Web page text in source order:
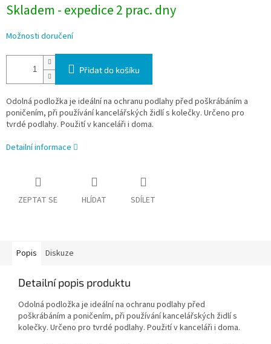
Skladem - expedice 2 prac. dny
Možnosti doručení
Přidat do košíku
Odolná podložka je ideální na ochranu podlahy před poškrábáním a
poničením, při používání kancelářských židlí s kolečky. Určeno pro
tvrdé podlahy. Použití v kanceláři i doma.
Detailní informace
ZEPTAT SE HLÍDAT SDÍLET
Popis Diskuze
Detailní popis produktu
Odolná podložka je ideální na ochranu podlahy před
poškrábáním a poničením, při používání kancelářských židlí s
kolečky. Určeno pro tvrdé podlahy. Použití v kanceláři i doma.